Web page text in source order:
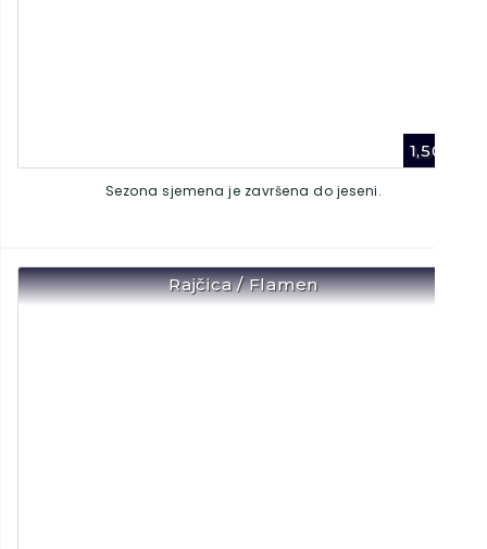
1,50
Sezona sjemena je završena do jeseni.
Rajčica / Flamen